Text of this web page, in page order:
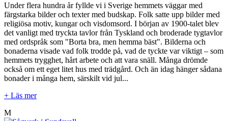
Under flera hundra år fyllde vi i Sverige hemmets väggar med
färgstarka bilder och texter med budskap. Folk satte upp bilder med
religiösa motiv, kungar och visdomsord. I början av 1900-talet blev
det vanligt med tryckta tavlor från Tyskland och broderade tygtavlor
med ordspråk som "Borta bra, men hemma bäst". Bilderna och
bonaderna visade vad folk trodde på, vad de tyckte var viktigt – som
hemmets trygghet, hårt arbete och att vara snäll. Många drömde
också om ett eget litet hus med trädgård. Och än idag hänger sådana
bonader i många hem, särskilt vid jul...
+ Läs mer
M